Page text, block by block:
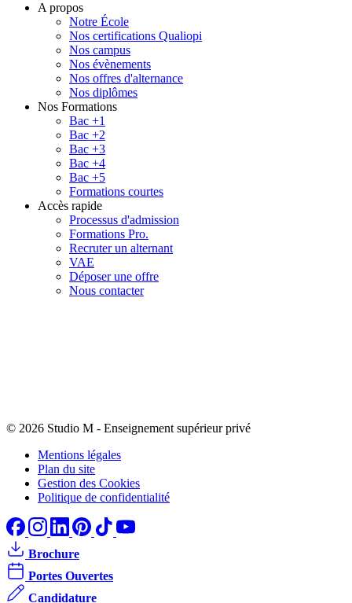
A propos
Notre École
Nos certifications Qualiopi
Nos campus
Nos évènements
Nos offres d'alternance
Nos diplômes
Nos Formations
Bac +1
Bac +2
Bac +3
Bac +4
Bac +5
Formations courtes
Accès rapide
Processus d'admission
Formations Pro.
Recruter un alternant
VAE
Déposer une offre
Nous contacter
© 2026 Studio M - Enseignement supérieur privé
Mentions légales
Plan du site
Gestion des Cookies
Politique de confidentialité
Brochure
Portes Ouvertes
Candidature